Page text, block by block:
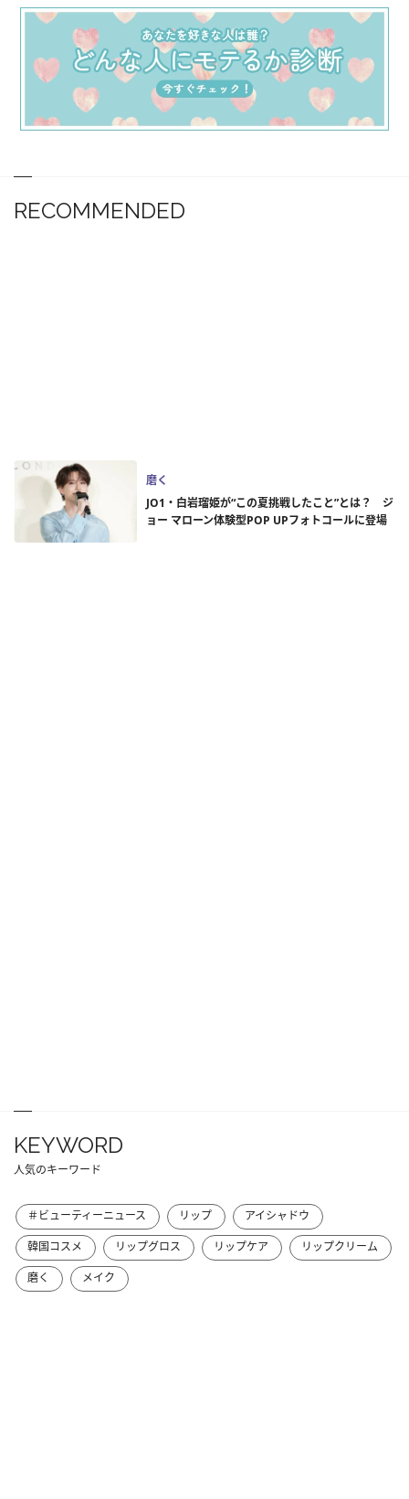
RECOMMENDED
磨く
JO1・白岩瑠姫が“この夏挑戦したこと”とは？ ジ
ョー マローン体験型POP UPフォトコールに登場
KEYWORD
人気のキーワード
＃ビューティーニュース リップ
アイシャドウ
韓国コスメ
リップグロス リップケア
リップクリーム
磨く
メイク